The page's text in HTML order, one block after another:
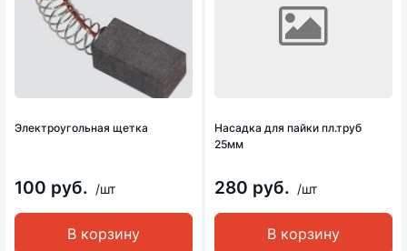
Электроугольная щетка
100 руб. /шт
В корзину
Насадка для пайки пл.труб
25мм
280 руб. /шт
В корзину